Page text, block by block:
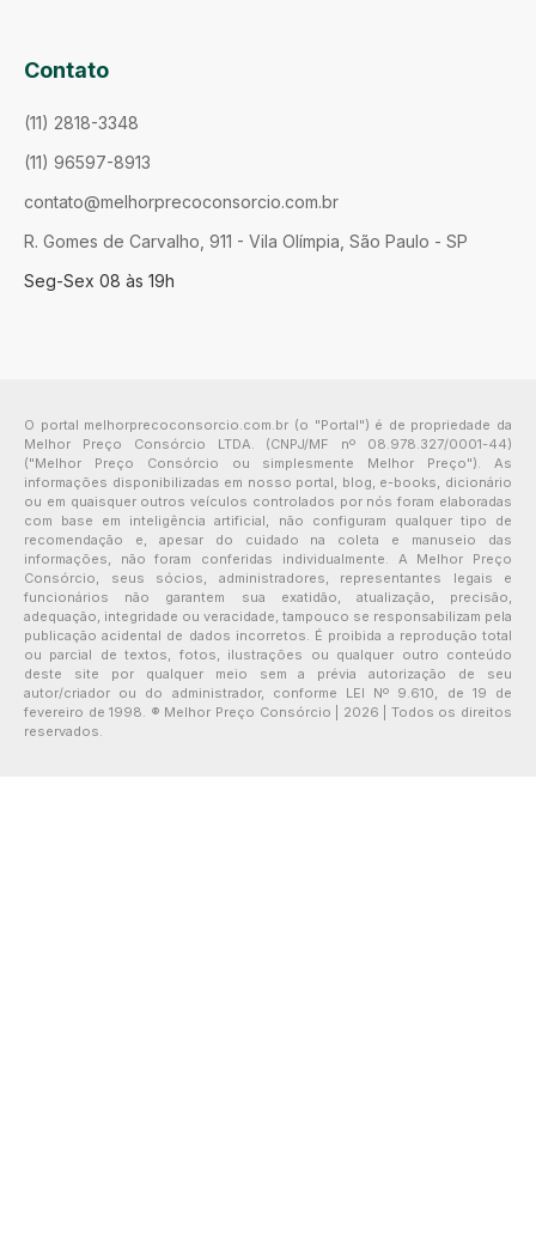
Contato
(11) 2818-3348
(11) 96597-8913
contato@melhorprecoconsorcio.com.br
R. Gomes de Carvalho, 911 - Vila Olímpia, São Paulo - SP
Seg-Sex 08 às 19h
O portal melhorprecoconsorcio.com.br (o "Portal") é de propriedade da
Melhor Preço Consórcio LTDA. (CNPJ/MF nº 08.978.327/0001-44)
("Melhor Preço Consórcio ou simplesmente Melhor Preço"). As
informações disponibilizadas em nosso portal, blog, e-books, dicionário
ou em quaisquer outros veículos controlados por nós foram elaboradas
com base em inteligência artificial, não configuram qualquer tipo de
recomendação e, apesar do cuidado na coleta e manuseio das
informações, não foram conferidas individualmente. A Melhor Preço
Consórcio, seus sócios, administradores, representantes legais e
funcionários não garantem sua exatidão, atualização, precisão,
adequação, integridade ou veracidade, tampouco se responsabilizam pela
publicação acidental de dados incorretos. É proibida a reprodução total
ou parcial de textos, fotos, ilustrações ou qualquer outro conteúdo
deste site por qualquer meio sem a prévia autorização de seu
autor/criador ou do administrador, conforme LEI Nº 9.610, de 19 de
fevereiro de 1998. ® Melhor Preço Consórcio | 2026 | Todos os direitos
reservados.